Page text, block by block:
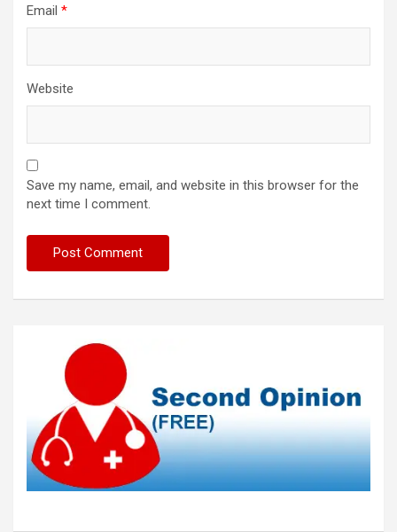
Email *
Website
Save my name, email, and website in this browser for the
next time I comment.